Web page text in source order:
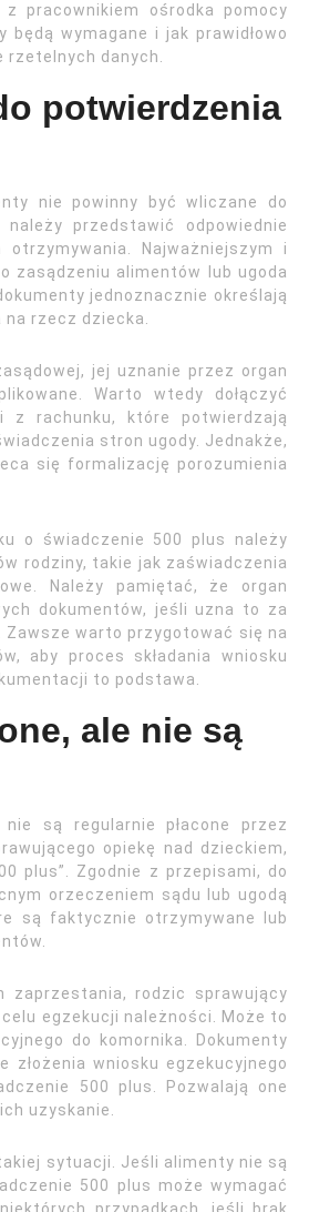
pracownikiem ośrodka pomocy
wymagane i jak prawidłowo
danych.
potwierdzenia
nie powinny być wliczane do
przedstawić odpowiednie
Najważniejszym i
zasądzeniu alimentów lub ugoda
jednoznacznie określają
rzecz dziecka.
jej uznanie przez organ
Warto wtedy dołączyć
z rachunku, które potwierdzają
stron ugody. Jednakże,
się formalizację porozumienia
o świadczenie 500 plus należy
rodziny, takie jak zaświadczenia
Należy pamiętać, że organ
dokumentów, jeśli uzna to za
Zawsze warto przygotować się na
aby proces składania wniosku
to podstawa.
ale nie są
są regularnie płacone przez
opiekę nad dzieckiem,
plus”. Zgodnie z przepisami, do
orzeczeniem sądu lub ugodą
są faktycznie otrzymywane lub
zaprzestania, rodzic sprawujący
egzekucji należności. Może to
do komornika. Dokumenty
złożenia wniosku egzekucyjnego
500 plus. Pozwalają one
uzyskanie.
sytuacji. Jeśli alimenty nie są
500 plus może wymagać